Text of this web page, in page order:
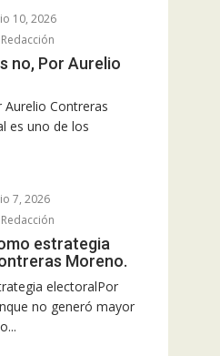
10, 2026
no, Por Aurelio
Aurelio Contreras
es uno de los
7, 2026
estrategia
Moreno.
electoralPor
no generó mayor